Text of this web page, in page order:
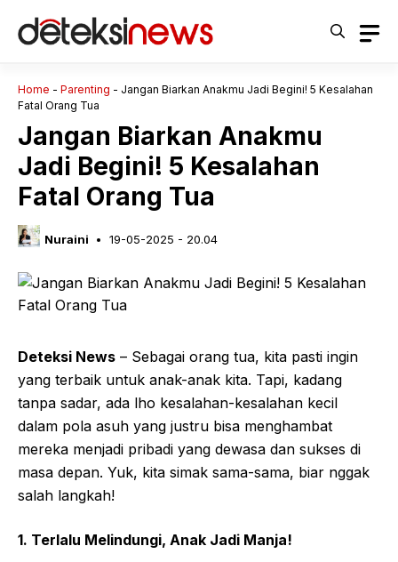
Home - Parenting - Jangan Biarkan Anakmu Jadi Begini! 5 Kesalahan
Fatal Orang Tua
Jangan Biarkan Anakmu
Jadi Begini! 5 Kesalahan
Fatal Orang Tua
Nuraini 19-05-2025 - 20.04
Deteksi News – Sebagai orang tua, kita pasti ingin
yang terbaik untuk anak-anak kita. Tapi, kadang
tanpa sadar, ada lho kesalahan-kesalahan kecil
dalam pola asuh yang justru bisa menghambat
mereka menjadi pribadi yang dewasa dan sukses di
masa depan. Yuk, kita simak sama-sama, biar nggak
salah langkah!
1. Terlalu Melindungi, Anak Jadi Manja!